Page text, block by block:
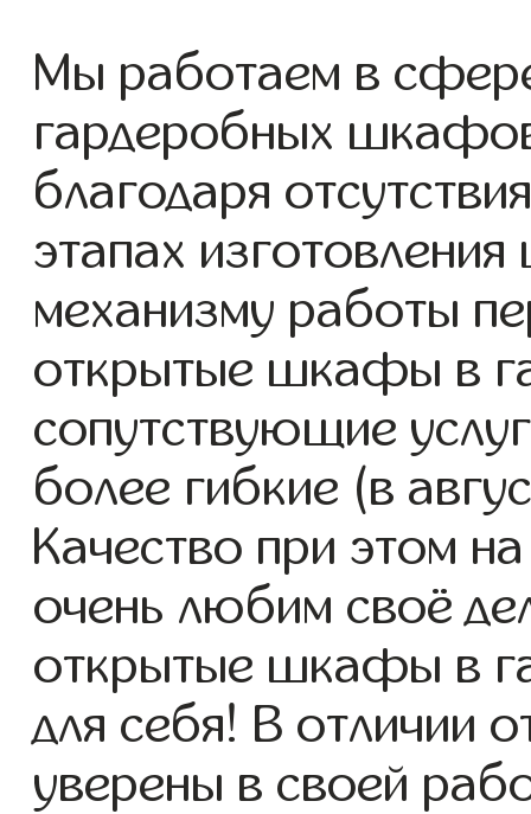
Мы работаем в
гардеробных
благодаря
этапах
механизму работы
открытые шкафы в
сопутствующие
более гибкие (в
Качество при этом
очень любим своё
открытые шкафы в
для себя! В отличии
уверены в своей